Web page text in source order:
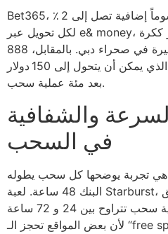
Bet365، رغم سمعته الدولية، يضيف رسوماً إضافية تصل إلى 2 ٪
لكل تحويل عبر e& money، ما يجعل صافي الربح ينهار ككرة
ثلجية صغيرة في صحراء دبي. بالمقابل، 888casino يقدم خصماً
ثابتاً 1.5 ٪، وهو الفرق البسيط الذي يمكن أن يتحول إلى 150 دولار
بعد مئة عملية سحب.
والشفافية
في السحب
تجربة يوضحها كل سحب يطوله
البنك 48 ساعة. لعبة Starburst، التي تستغرق 2‑3 دقائق
للدوران، تبدو أبطأ من عملية سحب تتراوح بين 24 و 72 ساعة